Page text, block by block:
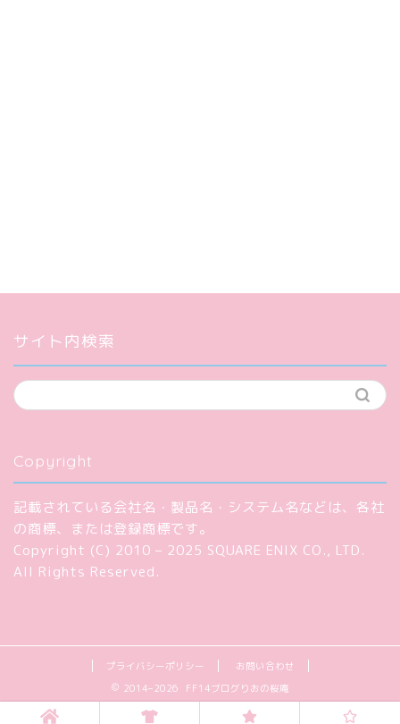
サイト内検索
Copyright
記載されている会社名・製品名・システム名などは、各社
の商標、または登録商標です。
Copyright (C) 2010 – 2025 SQUARE ENIX CO., LTD.
All Rights Reserved.
プライバシーポリシー
お問い合わせ
2014–2026 FF14ブログりおの桜庵